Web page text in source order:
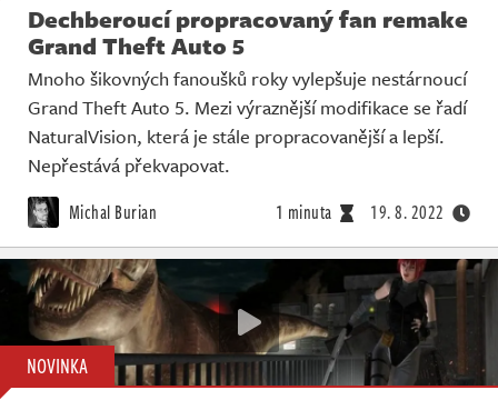
Databáze
Komunita
Redakce
Živě
Dechberoucí propracovaný fan remake
Grand Theft Auto 5
Mnoho šikovných fanoušků roky vylepšuje nestárnoucí
Grand Theft Auto 5. Mezi výraznější modifikace se řadí
NaturalVision, která je stále propracovanější a lepší.
Nepřestává překvapovat.
Michal Burian 1 minuta 19. 8. 2022
NOVINKA